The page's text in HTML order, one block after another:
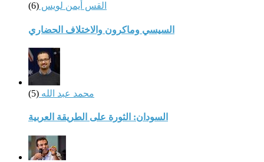
القس أيمن لويس (6)
السيسي وماكرون والاختلاف الحضاري
محمد عبد الله (5)
السودان: الثورة على الطريقة العربية